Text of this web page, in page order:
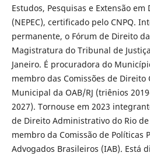
Estudos, Pesquisas e Extensão
(NEPEC), certificado pelo CNPQ.
permanente, o Fórum de Direito
Magistratura do Tribunal de
Janeiro. É procuradora do
membro das Comissões de
Municipal da OAB/RJ (triênios
2027). Tornouse em 2023
de Direito Administrativo do Rio de
membro da Comissão de Políticas
Advogados Brasileiros (IAB). Está